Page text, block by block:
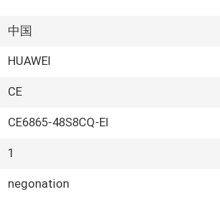
中国
HUAWEI
CE
CE6865-48S8CQ-EI
1
negonation